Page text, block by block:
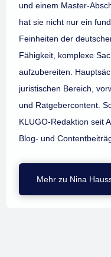
und einem Master-
hat sie nicht nur ein
Feinheiten der
Fähigkeit, komplexe
aufzubereiten.
juristischen Bereich,
und Ratgebercontent.
KLUGO-Redaktion seit
Blog- und
Mehr zu Nina